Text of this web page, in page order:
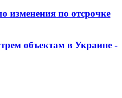
изменения по отсрочке
объектам в Украине -